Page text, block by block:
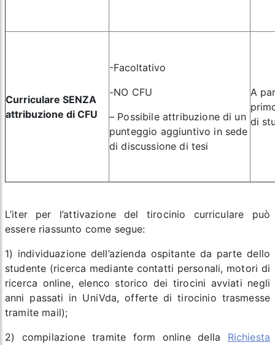
Curriculare SENZA
attribuzione di CFU
-Facoltativo
-NO CFU
– Possibile attribuzione di un
punteggio aggiuntivo in sede
di discussione di tesi
A
di
L’iter per l’attivazione del tirocinio curriculare può
essere riassunto come segue:
1) individuazione dell’azienda ospitante da parte dello
studente (ricerca mediante contatti personali, motori di
ricerca online, elenco storico dei tirocini avviati negli
anni passati in UniVda, offerte di tirocinio trasmesse
tramite mail);
2) compilazione tramite form online della Richiesta